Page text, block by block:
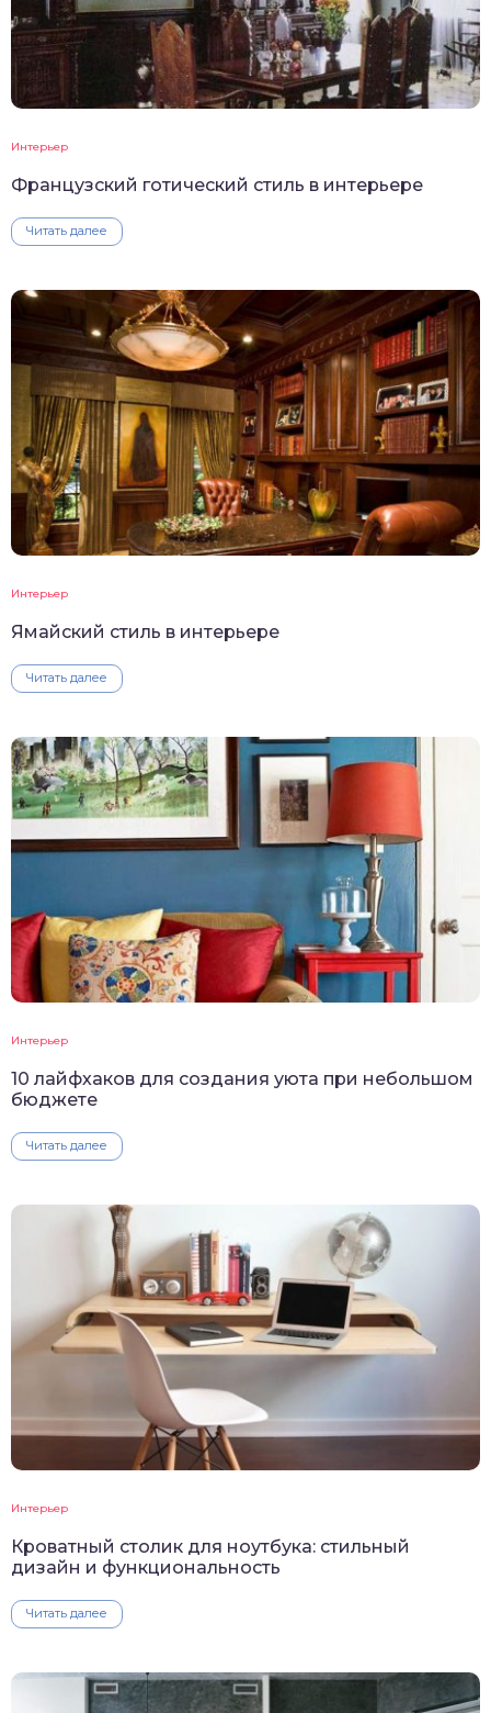
Интерьер
Французский готический стиль в интерьере
Читать далее
Интерьер
Ямайский стиль в интерьере
Читать далее
Интерьер
10 лайфхаков для создания уюта при небольшом
бюджете
Читать далее
Интерьер
Кроватный столик для ноутбука: стильный
дизайн и функциональность
Читать далее